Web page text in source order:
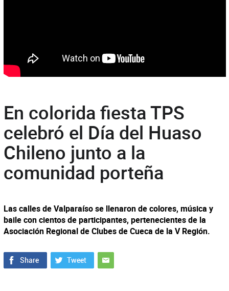
En colorida fiesta TPS
celebró el Día del Huaso
Chileno junto a la
comunidad porteña
Las calles de Valparaíso se llenaron de colores, música y
baile con cientos de participantes, pertenecientes de la
Asociación Regional de Clubes de Cueca de la V Región.